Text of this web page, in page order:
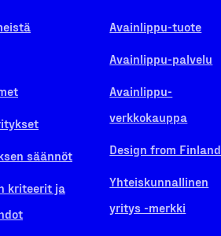
säännöt
kriteerit ja
Avainlippu-tuote
Avainlippu-palvelu
Avainlippu-
verkkokauppa
Design from Finland
Yhteiskunnallinen
yritys -merkki